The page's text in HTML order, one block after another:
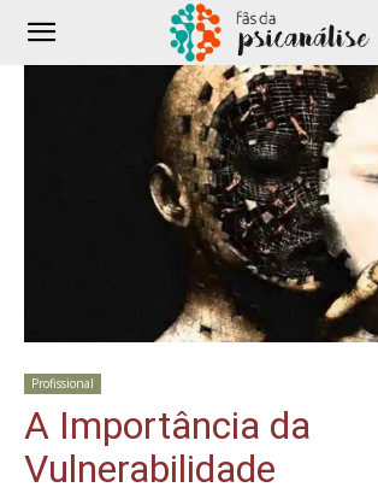
Profissional
A Importância da
Vulnerabilidade